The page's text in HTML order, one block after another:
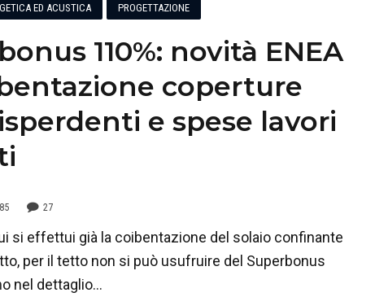
ED ACUSTICA PROGETTAZIONE
110%: novità ENEA
coperture
e spese lavori
27
si effettui già la coibentazione del solaio confinante
per il tetto non si può usufruire del Superbonus
nel dettaglio...